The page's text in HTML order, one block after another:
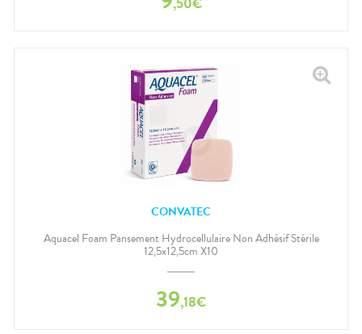
CONVATEC
Aquacel Foam Pansement Hydrocellulaire Non Adhésif Stérile
12,5x12,5cm X10
39,18€